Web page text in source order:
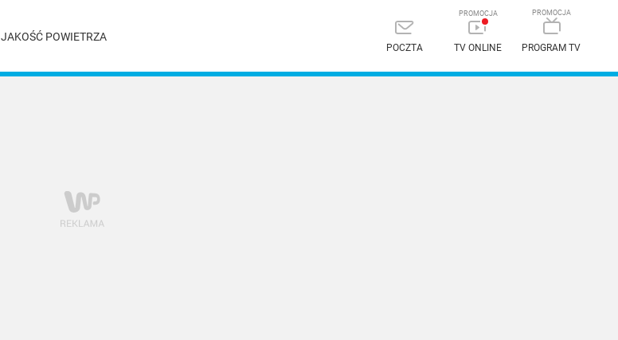
JAKOŚĆ POWIETRZA
POCZTA TV ONLINE PROGRAM TV